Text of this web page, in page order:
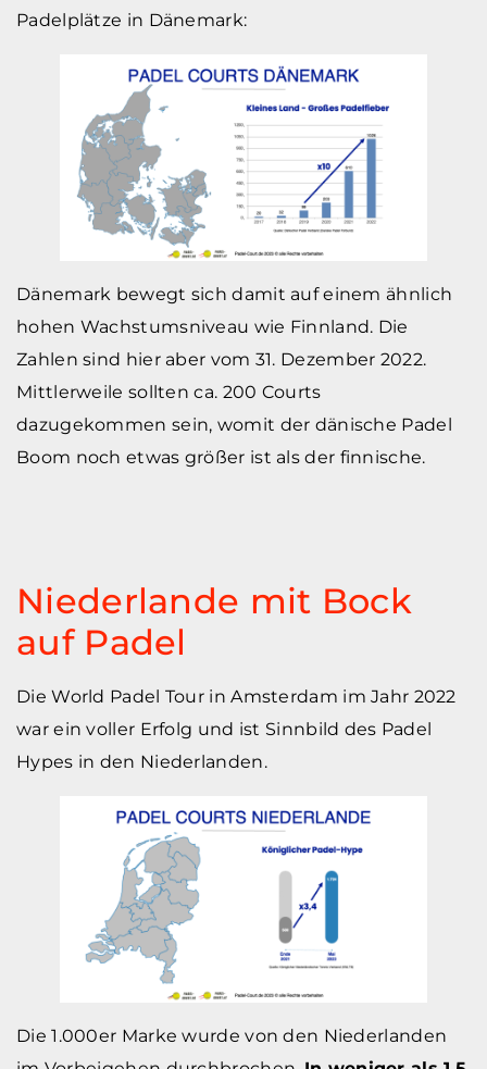
Padelplätze in Dänemark:
Dänemark bewegt sich damit auf einem ähnlich
hohen Wachstumsniveau wie Finnland. Die
Zahlen sind hier aber vom 31. Dezember 2022.
Mittlerweile sollten ca. 200 Courts
dazugekommen sein, womit der dänische Padel
Boom noch etwas größer ist als der finnische.
Niederlande mit Bock
auf Padel
Die World Padel Tour in Amsterdam im Jahr 2022
war ein voller Erfolg und ist Sinnbild des Padel
Hypes in den Niederlanden.
Die 1.000er Marke wurde von den Niederlanden